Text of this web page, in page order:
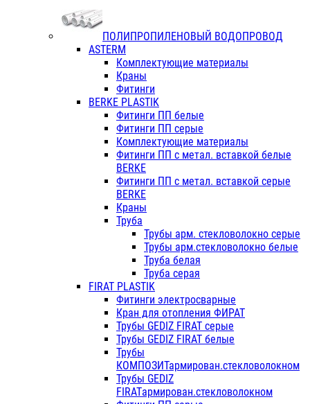
ПОЛИПРОПИЛЕНОВЫЙ ВОДОПРОВОД
ASTERM
Комплектующие материалы
Краны
Фитинги
BERKE PLASTIK
Фитинги ПП белые
Фитинги ПП серые
Комплектующие материалы
Фитинги ПП с метал. вставкой белые
BERKE
Фитинги ПП с метал. вставкой серые
BERKE
Краны
Труба
Трубы арм. стекловолокно серые
Трубы арм.стекловолокно белые
Труба белая
Труба серая
FIRAT PLASTIK
Фитинги электросварные
Кран для отопления ФИРАТ
Трубы GEDIZ FIRAT серые
Трубы GEDIZ FIRAT белые
Трубы
КОМПОЗИТармирован.стекловолокном
Трубы GEDIZ
FIRATармирован.стекловолокном